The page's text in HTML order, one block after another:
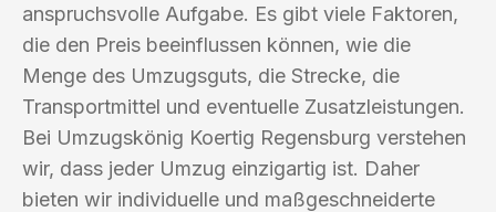
anspruchsvolle Aufgabe. Es gibt viele Faktoren,
die den Preis beeinflussen können, wie die
Menge des Umzugsguts, die Strecke, die
Transportmittel und eventuelle Zusatzleistungen.
Bei Umzugskönig Koertig Regensburg verstehen
wir, dass jeder Umzug einzigartig ist. Daher
bieten wir individuelle und maßgeschneiderte